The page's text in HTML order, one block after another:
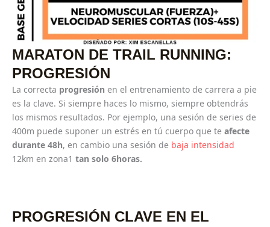
MARATON DE TRAIL RUNNING:
PROGRESIÓN
La correcta progresión en el entrenamiento de carrera a pie
es la clave. Si siempre haces lo mismo, siempre obtendrás
los mismos resultados. Por ejemplo, una sesión de series de
400m puede suponer un estrés en tú cuerpo que te afecte
durante 48h, en cambio una sesión de baja intensidad
12km en zona1 tan solo 6horas.
PROGRESIÓN CLAVE EN EL